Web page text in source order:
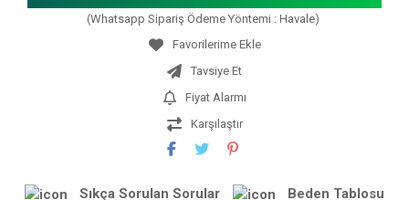
(Whatsapp Sipariş Ödeme Yöntemi : Havale)
Tavsiye Et
Fiyat Alarmı
Karşılaştır
Sıkça Sorulan Sorular Beden Tablosu